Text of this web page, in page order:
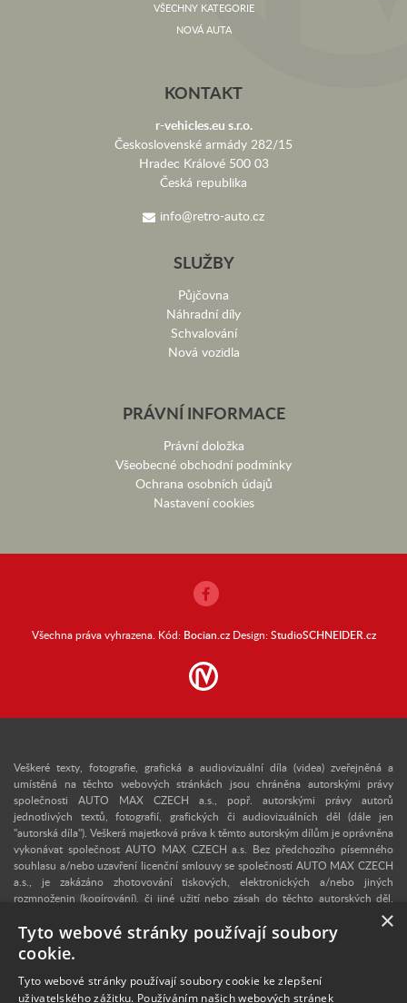
VŠECHNY KATEGORIE
NOVÁ AUTA
KONTAKT
r-vehicles.eu s.r.o.
Československé armády 282/15
Hradec Králové 500 03
Česká republika
info@retro-auto.cz
SLUŽBY
Půjčovna
Náhradní díly
Schvalování
Nová vozidla
PRÁVNÍ INFORMACE
Právní doložka
Všeobecné obchodní podmínky
Ochrana osobních údajů
Nastavení cookies
Všechna práva vyhrazena. Kód: Bocian.czDesign:StudioSCHNEIDER.cz
Veškeré texty, fotografie, grafická a audiovizuální díla (videa) zveřejněná a
umístěná na těchto webových stránkách jsou chráněna autorskými právy
společnosti AUTO MAX CZECH a.s., popř. autorskými právy autorů
jednotlivých textů, fotografií, grafických či audiovizuálních děl (dále jen
"autorská díla"). Veškerá majetková práva k těmto autorským dílům je oprávněna
vykonávat společnost AUTO MAX CZECH a.s. Bez předchozího písemného
souhlasu a/nebo uzavření licenční smlouvy se společností AUTO MAX CZECH
a.s., je zakázáno zhotovování tiskových, elektronických a/nebo jiných
rozmnoženin (kopírování), či jiné užití nebo zásah do těchto autorských děl.
Upozorňujeme, že v případě neoprávněného užití autorského díla se lze
domáhat dle § 40 zákona č. 121/2000 Sb., autorského zákona, vydání
dvojnásobku běžné licenční odměny, a v konkrétním případě se může jednat i o
trestný čin dle § 270 zákona č. 40/2009 Sb., trestního zákoníku. V případě
zájmu o užití některého z autorských děl zveřejněných na těchto webových
stránkách nás proto kontaktujte na e-mailové adrese:info@retro-auto.cz
×
Tyto webové stránky používají soubory
cookie.
Tyto webové stránky používají soubory cookie ke zlepšení
uživatelského zážitku. Používáním našich webových stránek